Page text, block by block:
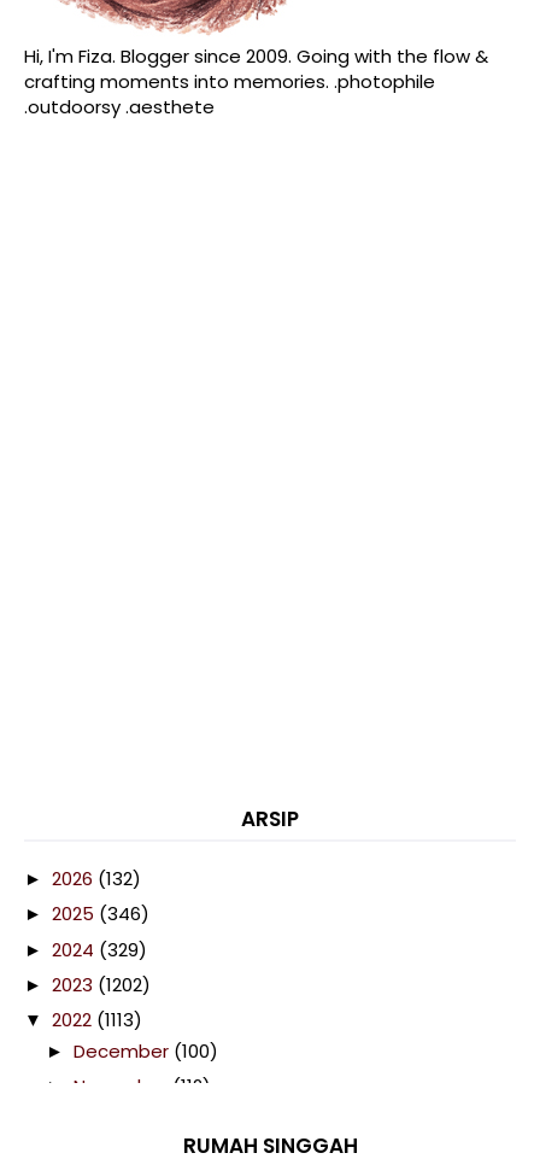
Hi, I'm Fiza. Blogger since 2009. Going with the flow &
crafting moments into memories. .photophile
.outdoorsy .aesthete
ARSIP
► 2026 (132)
► 2025 (346)
► 2024 (329)
► 2023 (1202)
▼ 2022 (1113)
► December (100)
► November (112)
RUMAH SINGGAH